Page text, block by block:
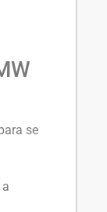
se